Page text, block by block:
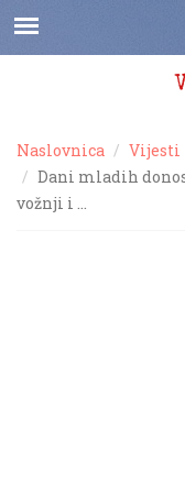
Naslovnica Vijesti
Dani mladih
vožnji i …